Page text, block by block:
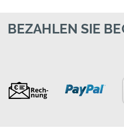
BEZAHLEN SIE